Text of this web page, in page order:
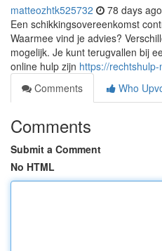
matteozhtk525732 78 days ago
Een schikkingsovereenkomst
Waarmee vind je advies?
mogelijk. Je kunt terugvallen bij
online hulp zijn https://
Comments
Who
Comments
Submit a Comment
No HTML